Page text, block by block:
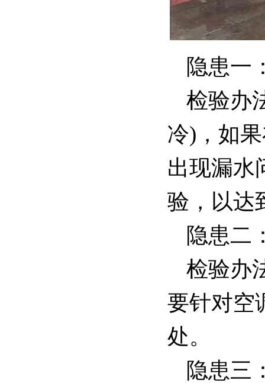
隐患一
检验办
冷)，如
出现漏水
验，以达
隐患二
检验办
要针对空
处。
隐患三